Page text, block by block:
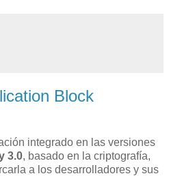
Block
integrado en las versiones
3.0, basado en la criptografía,
a los desarrolladores y sus